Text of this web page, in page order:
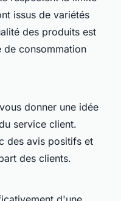
issus de variétés
des produits est
de consommation
donner une idée
service client.
des avis positifs et
des clients.